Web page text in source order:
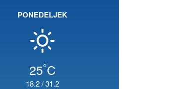
PONEDELJEK
25°C
18.2/31.2